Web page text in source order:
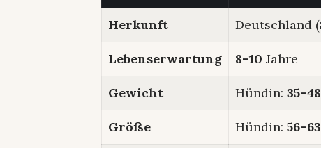
Herkunft Deutschland
Lebenserwartung 8–10 Jahre
Gewicht Hündin:
Größe Hündin: